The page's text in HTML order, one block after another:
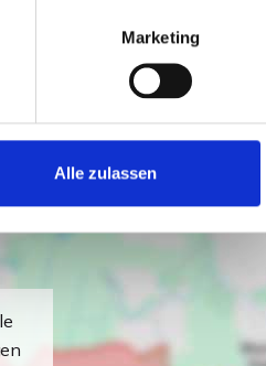
Marketing
Alle zulassen
info@wb-